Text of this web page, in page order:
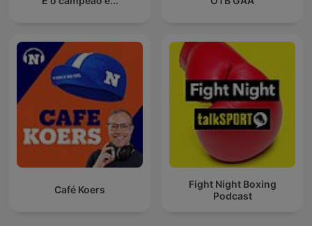
Café Koers
Fight Night Boxing
Podcast